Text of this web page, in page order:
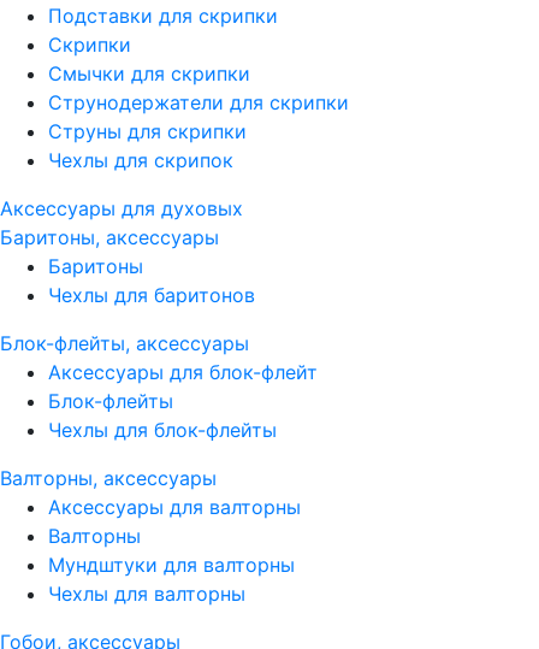
Подставки для скрипки
Скрипки
Смычки для скрипки
Струнодержатели для скрипки
Струны для скрипки
Чехлы для скрипок
Аксессуары для духовых
Баритоны, аксессуары
Баритоны
Чехлы для баритонов
Блок-флейты, аксессуары
Аксессуары для блок-флейт
Блок-флейты
Чехлы для блок-флейты
Валторны, аксессуары
Аксессуары для валторны
Валторны
Мундштуки для валторны
Чехлы для валторны
Гобои, аксессуары